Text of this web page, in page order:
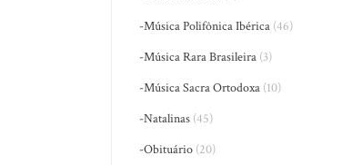
-Música Polifônica Ibérica (46)
-Música Rara Brasileira (3)
-Música Sacra Ortodoxa (10)
-Natalinas (45)
-Obituário (20)